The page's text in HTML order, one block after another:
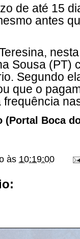
de até 15
antes
Sousa (PT)
Segundo
que o
(Portal Boca
às 10:19:00